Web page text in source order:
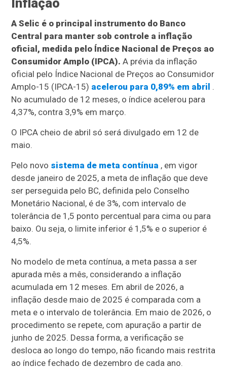
Inflação
A Selic é o principal instrumento do Banco
Central para manter sob controle a inflação
oficial, medida pelo Índice Nacional de Preços ao
Consumidor Amplo (IPCA). A prévia da inflação
oficial pelo Índice Nacional de Preços ao Consumidor
Amplo-15 (IPCA-15) acelerou para 0,89% em abril .
No acumulado de 12 meses, o índice acelerou para
4,37%, contra 3,9% em março.
O IPCA cheio de abril só será divulgado em 12 de
maio.
Pelo novo sistema de meta contínua , em vigor
desde janeiro de 2025, a meta de inflação que deve
ser perseguida pelo BC, definida pelo Conselho
Monetário Nacional, é de 3%, com intervalo de
tolerância de 1,5 ponto percentual para cima ou para
baixo. Ou seja, o limite inferior é 1,5% e o superior é
4,5%.
No modelo de meta contínua, a meta passa a ser
apurada mês a mês, considerando a inflação
acumulada em 12 meses. Em abril de 2026, a
inflação desde maio de 2025 é comparada com a
meta e o intervalo de tolerância. Em maio de 2026, o
procedimento se repete, com apuração a partir de
junho de 2025. Dessa forma, a verificação se
desloca ao longo do tempo, não ficando mais restrita
ao índice fechado de dezembro de cada ano.